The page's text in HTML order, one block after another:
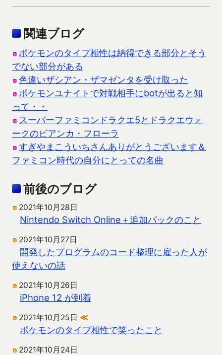
関連ブログ
ポケモンのタイプ相性は納得できる部分とそう
でない部分がある
色違いザシアン・ザマゼンタを受け取った
ポケモンユナイトで対戦相手にbotが出ると知
って・・
スーパーファミコンドラクエ5とドラクエウォ
ークのビアンカ・フローラ
すぎやまこういちさんありがとうございます＆
ファミコン時代の自分にとっての名曲
前後のブログ
2021年10月28日
Nintendo Switch Online＋追加パックのこと
2021年10月27日
開発したプログラムのコード整理に雇った人が
使えないの話
2021年10月26日
iPhone 12 が到着
2021年10月25日 ≪
ポケモンのタイプ相性で笑ったこと
2021年10月24日